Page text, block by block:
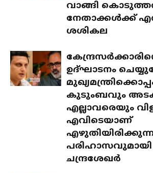
വാങ്ങി
നേതാക്കൾക്ക്
ശശികല
ഉദ്ഘാടനം
കുടുംബവും
എല്ലാവരെയും
എവിടെയാണ്
പരിഹാസവുമായി
ചന്ദ്രശേഖർ